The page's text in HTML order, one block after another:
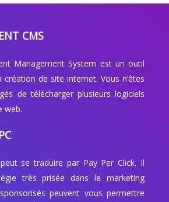
CMS
Management System est un outil
de site internet. Vous n’êtes
de télécharger plusieurs logiciels
web.
se traduire par Pay Per Click. Il
très prisée dans le marketing
peuvent vous permettre